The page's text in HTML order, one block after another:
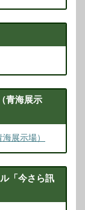
青海展示
展示場）
「今さら訊